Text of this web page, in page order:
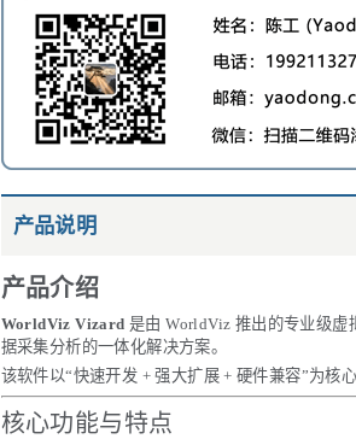
产品说明
产品介绍
WorldViz Vizard 是由WorldViz 推出的专业级虚
据采集分析的一体化解决方案。
该软件以“快速开发 + 强大扩展 + 硬件兼容”为核
核心功能与特点